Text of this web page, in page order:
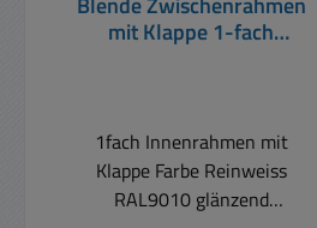
mit Klappe 1-fach
1fach Innenrahmen mit
Klappe Farbe Reinweiss
RAL9010 glänzend